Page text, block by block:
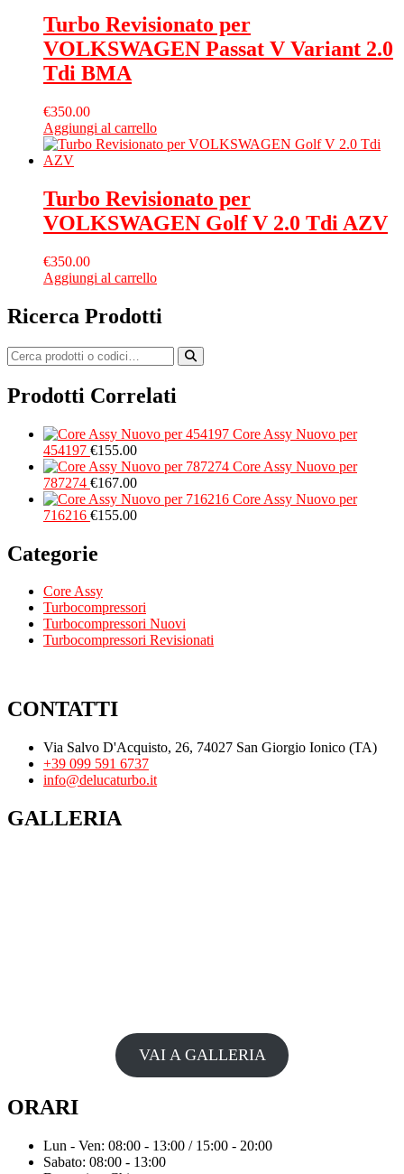
Turbo Revisionato per
VOLKSWAGEN Passat V Variant 2.0
Tdi BMA
€350.00
Aggiungi al carrello
Turbo Revisionato per
VOLKSWAGEN Golf V 2.0 Tdi AZV
€350.00
Aggiungi al carrello
Ricerca Prodotti
Prodotti Correlati
Core Assy Nuovo per
454197 €155.00
Core Assy Nuovo per
787274 €167.00
Core Assy Nuovo per
716216 €155.00
Categorie
Core Assy
Turbocompressori
Turbocompressori Nuovi
Turbocompressori Revisionati
CONTATTI
Via Salvo D'Acquisto, 26, 74027 San Giorgio Ionico (TA)
+39 099 591 6737
info@delucaturbo.it
GALLERIA
VAI A GALLERIA
ORARI
Lun - Ven: 08:00 - 13:00 / 15:00 - 20:00
Sabato: 08:00 - 13:00